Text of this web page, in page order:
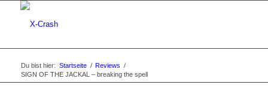
Du bist hier: Startseite / Reviews /
SIGN OF THE JACKAL – breaking the spell